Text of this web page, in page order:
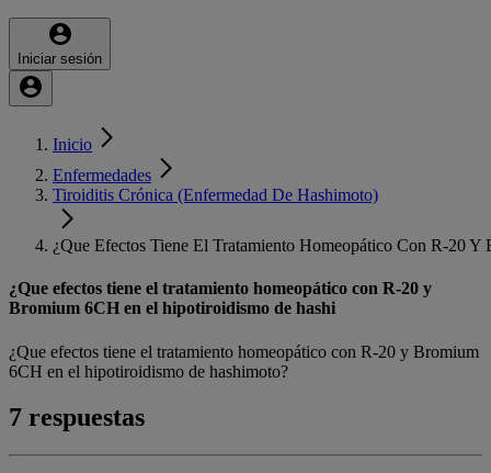
Iniciar sesión
Inicio
Enfermedades
Tiroiditis Crónica (Enfermedad De Hashimoto)
¿Que Efectos Tiene El Tratamiento Homeopático Con R-20
¿Que efectos tiene el tratamiento homeopático con R-20 y
Bromium 6CH en el hipotiroidismo de hashi
¿Que efectos tiene el tratamiento homeopático con R-20 y Bromium
6CH en el hipotiroidismo de hashimoto?
7 respuestas